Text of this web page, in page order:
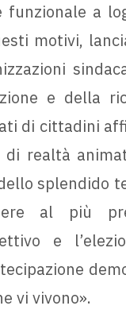
a
motivi,
e della
di cittadini
realtà
splendido
al più
e
vi vivono».